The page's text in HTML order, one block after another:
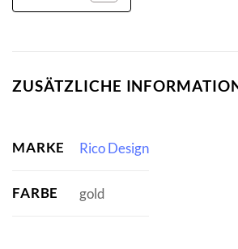
ZUSÄTZLICHE
MARKE Rico Design
FARBE gold